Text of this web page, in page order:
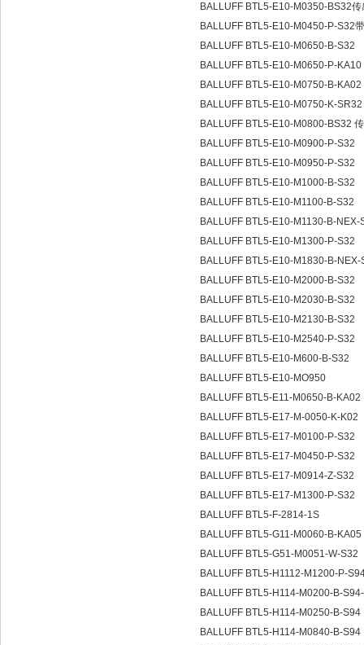
BALLUFF BTL5-E10-M0350-BS32
BALLUFF BTL5-E10-M0450-P-S32
BALLUFF BTL5-E10-M0650-B-S32
BALLUFF BTL5-E10-M0650-P-KA10
BALLUFF BTL5-E10-M0750-B-KA02
BALLUFF BTL5-E10-M0750-K-SR32
BALLUFF BTL5-E10-M0800-BS32
BALLUFF BTL5-E10-M0900-P-S32
BALLUFF BTL5-E10-M0950-P-S32
BALLUFF BTL5-E10-M1000-B-S32
BALLUFF BTL5-E10-M1100-B-S32
BALLUFF BTL5-E10-M1130-B-
BALLUFF BTL5-E10-M1300-P-S32
BALLUFF BTL5-E10-M1830-B-
BALLUFF BTL5-E10-M2000-B-S32
BALLUFF BTL5-E10-M2030-B-S32
BALLUFF BTL5-E10-M2130-B-S32
BALLUFF BTL5-E10-M2540-P-S32
BALLUFF BTL5-E10-M600-B-S32
BALLUFF BTL5-E10-MO950
BALLUFF BTL5-E11-M0650-B-KA02
BALLUFF BTL5-E17-M-0050-K-K02
BALLUFF BTL5-E17-M0100-P-S32
BALLUFF BTL5-E17-M0450-P-S32
BALLUFF BTL5-E17-M0914-Z-S32
BALLUFF BTL5-E17-M1300-P-S32
BALLUFF BTL5-F-2814-1S
BALLUFF BTL5-G11-M0060-B-KA05
BALLUFF BTL5-G51-M0051-W-S32
BALLUFF BTL5-H1112-M1200-P-
BALLUFF BTL5-H114-M0200-B-
BALLUFF BTL5-H114-M0250-B-S94
BALLUFF BTL5-H114-M0840-B-S94